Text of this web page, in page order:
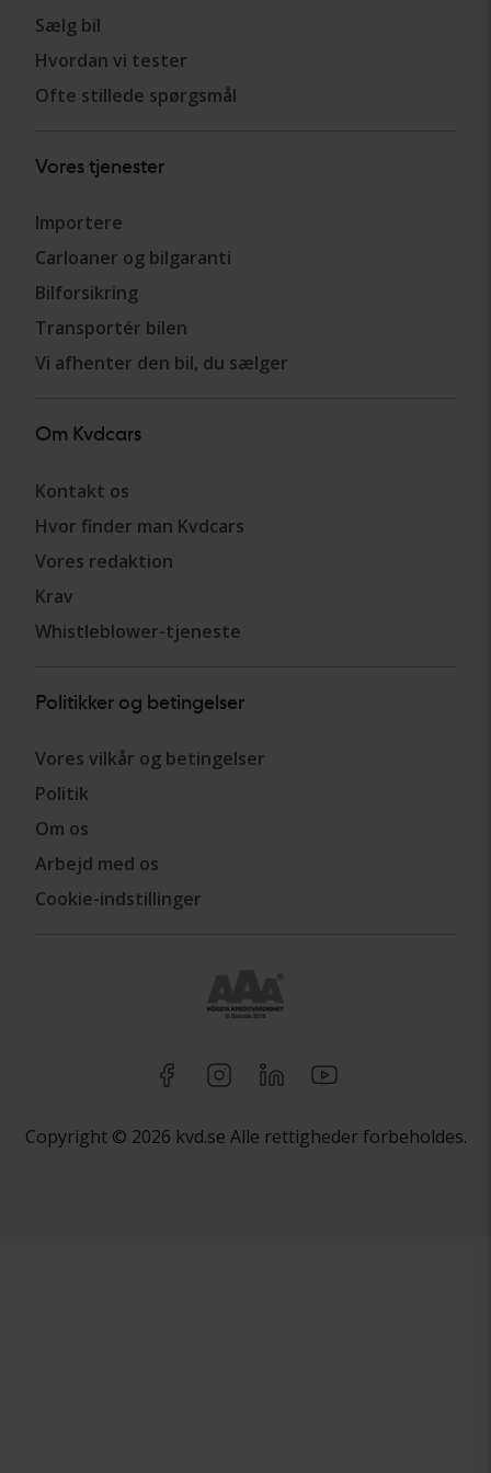
Sælg bil
Hvordan vi tester
Ofte stillede spørgsmål
Vores tjenester
Importere
Carloaner og bilgaranti
Bilforsikring
Transportér bilen
Vi afhenter den bil, du sælger
Om Kvdcars
Kontakt os
Hvor finder man Kvdcars
Vores redaktion
Krav
Whistleblower-tjeneste
Politikker og betingelser
Vores vilkår og betingelser
Politik
Om os
Arbejd med os
Cookie-indstillinger
Copyright © 2026 kvd.se Alle rettigheder forbeholdes.